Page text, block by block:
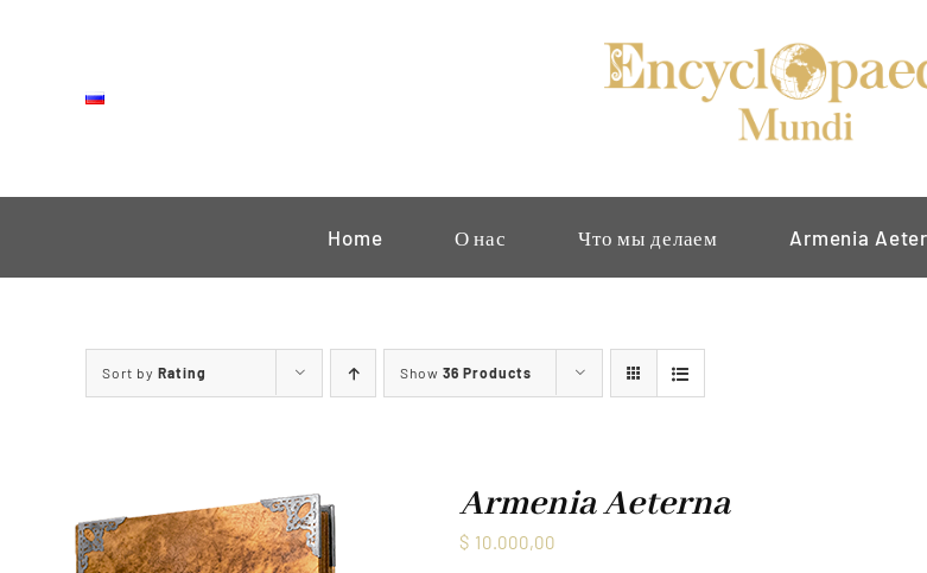
Home О нас Что мы делаем Armenia
Sort by Rating Show 36 Products
Armenia Aeterna
$ 10.000,00